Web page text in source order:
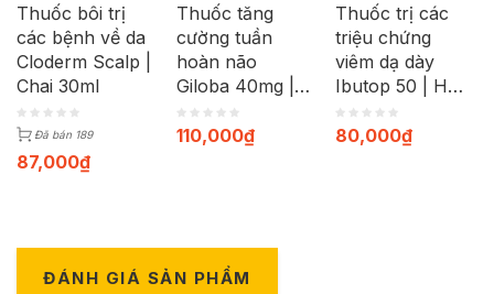
Thuốc bôi trị
các bệnh về da
Cloderm Scalp |
Chai 30ml
Đã bán 189
87,000₫
Thuốc tăng
cường tuần
hoàn não
Giloba 40mg |
Hộp 30 viên
110,000₫
Thuốc trị các
triệu chứng
viêm dạ dày
Ibutop 50 | Hộp
20 viên
80,000₫
ĐÁNH GIÁ SẢN PHẨM